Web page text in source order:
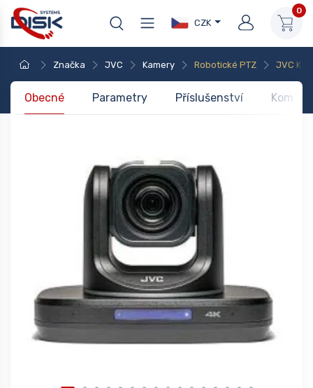
CZK
0
Značka JVC Kamery Robotické PTZ JVC KY-
Obecné Parametry Příslušenství